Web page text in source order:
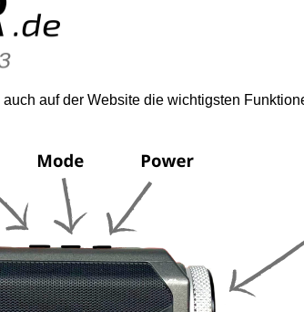
auch auf der Website die wichtigsten